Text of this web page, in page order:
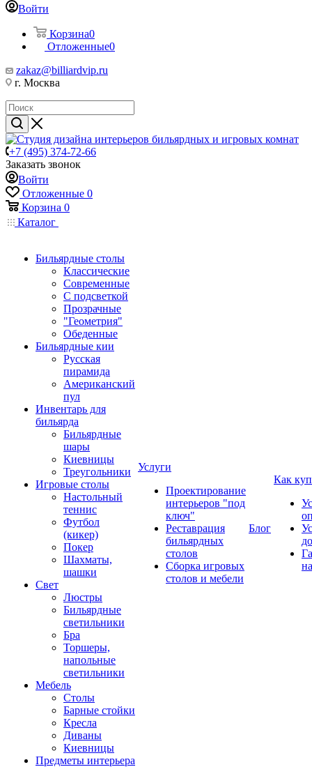
Войти
Корзина0
Отложенные0
zakaz@billiardvip.ru
г. Москва
+7 (495) 374-72-66
Заказать звонок
Войти
Отложенные 0
Корзина 0
Каталог
Бильярдные столы
Классические
Современные
С подсветкой
Прозрачные
"Геометрия"
Обеденные
Бильярдные кии
Русская
пирамида
Американский
пул
Инвентарь для
бильярда
Бильярдные
шары
Киевницы
Треугольники
Игровые столы
Настольный
теннис
Футбол
(кикер)
Покер
Шахматы,
шашки
Свет
Люстры
Бильярдные
светильники
Бра
Торшеры,
напольные
светильники
Мебель
Столы
Барные стойки
Кресла
Диваны
Киевницы
Предметы интерьера
Услуги
Проектирование
интерьеров "под
ключ"
Реставрация
бильярдных
столов
Сборка игровых
столов и мебели
Блог
Как